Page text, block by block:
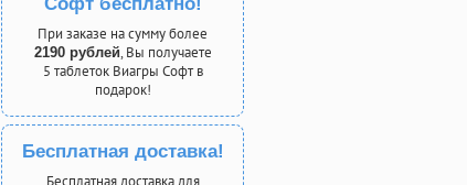
При заказе на сумму более
2190 рублей, Вы получаете
5 таблеток Виагры Софт в
подарок!
Бесплатная доставка!
Бесплатная доставка для